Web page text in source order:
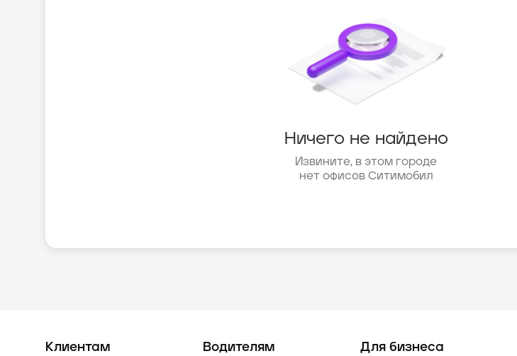
Ничего не найдено
Извините, в этом городе
нет офисов Ситимобил
Клиентам Водителям Для бизнеса